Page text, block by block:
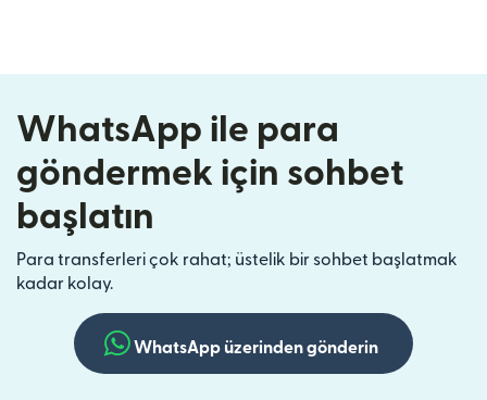
WhatsApp ile para
göndermek için sohbet
başlatın
Para transferleri çok rahat; üstelik bir sohbet başlatmak
kadar kolay.
WhatsApp üzerinden gönderin